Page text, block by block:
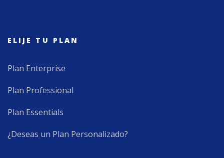
ELIJE TU PLAN
Plan Enterprise
Plan Professional
Plan Essentials
¿Deseas un Plan Personalizado?